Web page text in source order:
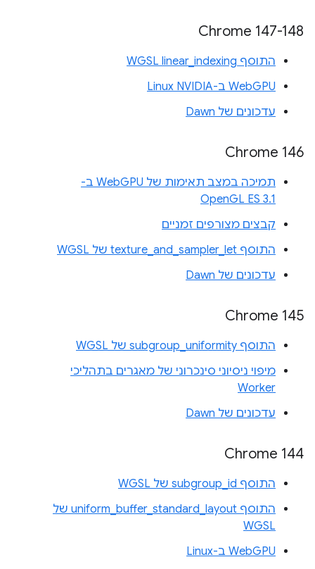
‫Chrome 147-148
התוסף WGSL linear_indexing
WebGPU ב-Linux NVIDIA
עדכונים של Dawn
Chrome 146
תמיכה במצב תאימות של WebGPU ב-
OpenGL ES 3.1
קבצים מצורפים זמניים
התוסף texture_and_sampler_let של WGSL
עדכונים של Dawn
Chrome 145
התוסף subgroup_uniformity של WGSL
מיפוי ניסיוני סינכרוני של מאגרים בתהליכי
Worker
עדכונים של Dawn
Chrome 144
התוסף subgroup_id של WGSL
התוסף uniform_buffer_standard_layout של
WGSL
WebGPU ב-Linux